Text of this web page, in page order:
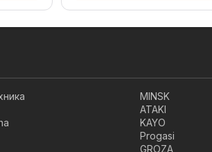
MINSK
ATAKI
KAYO
Progasi
GROZA